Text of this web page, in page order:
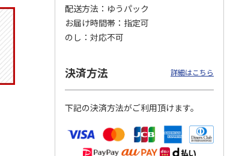
風』チョコラータと
セッ
5.0
1,969円
4,950円
(送料別・税込)
配送方法
ゆうパック
お届け時間帯
指定可
のし
対応不可
決済方法 詳細はこちら
下記の決済方法がご利用頂けます。